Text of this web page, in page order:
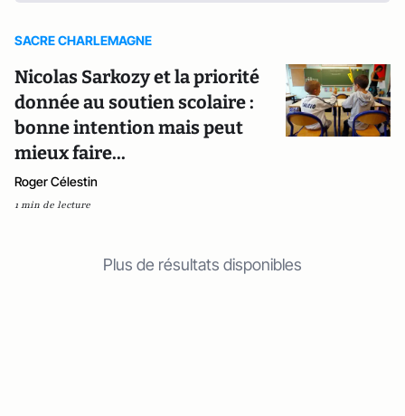
SACRE CHARLEMAGNE
Nicolas Sarkozy et la priorité
donnée au soutien scolaire :
bonne intention mais peut
mieux faire...
Roger Célestin
1 min de lecture
Plus de résultats disponibles